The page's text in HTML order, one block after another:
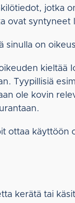
jotka
ovat syntyneet
on
kieltää
Tyypillisiä
ole kovin
ottaa
kerätä tai